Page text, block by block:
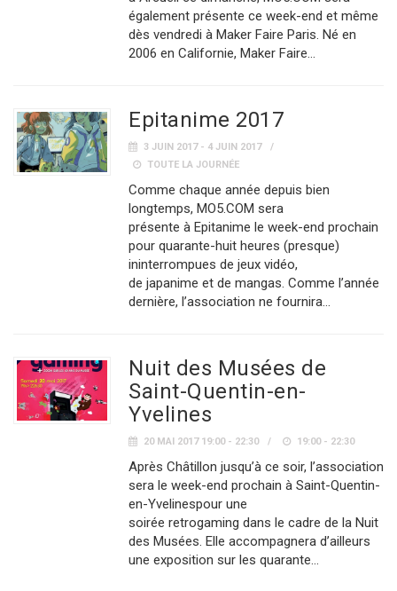
également présente ce week-end et même
dès vendredi à Maker Faire Paris. Né en
2006 en Californie, Maker Faire…
Epitanime 2017
3 JUIN 2017 - 4 JUIN 2017
TOUTE LA JOURNÉE
Comme chaque année depuis bien
longtemps, MO5.COM sera
présente à Epitanime le week-end prochain
pour quarante-huit heures (presque)
ininterrompues de jeux vidéo,
de japanime et de mangas. Comme l’année
dernière, l’association ne fournira…
Nuit des Musées de
Saint-Quentin-en-
Yvelines
20 MAI 2017 19:00 - 22:30 19:00 - 22:30
Après Châtillon jusqu’à ce soir, l’association
sera le week-end prochain à Saint-Quentin-
en-Yvelinespour une
soirée retrogaming dans le cadre de la Nuit
des Musées. Elle accompagnera d’ailleurs
une exposition sur les quarante…